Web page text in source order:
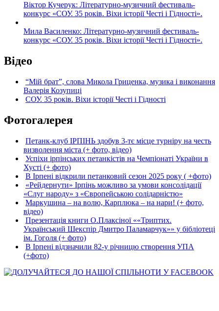
Віктор Кучерук: Літературно-музичний фестиваль-
конкурс «СОУ. 35 років. Віхи історії Честі і Гідності».
Мила Василенко: Літературно-музичний фестиваль-
конкурс «СОУ. 35 років. Віхи історії Честі і Гідності».
Відео
“Мій брат”, слова Микола Гриценка, музика і виконання
Валерія Козупиці
СОУ. 35 років. Віхи історії Честі і Гідності
Фотогалерея
Петанк-клуб ІРПІНЬ здобув 3-тє місце турніру на честь
визволення міста (+ фото, відео)
Успіхи ірпінських петанкістів на Чемпіонаті України в
Хусті (+ фото)
В Ірпені відкрили петанковий сезон 2025 року ( +фото)
«Рейдернути» Ірпінь можливо за умови консолідації
«Слуг народу» з «Європейською солідарністю»
Маркушина – на волю, Карплюка – на нари! (+ фото,
відео)
Презентація книги О.Плаксіної ««Триптих.
Український Шекспір Дмитро Паламарчук»» у бібліотеці
ім. Гоголя (+ фото)
В Ірпені відзначили 82-у річницю створення УПА
(+фото)